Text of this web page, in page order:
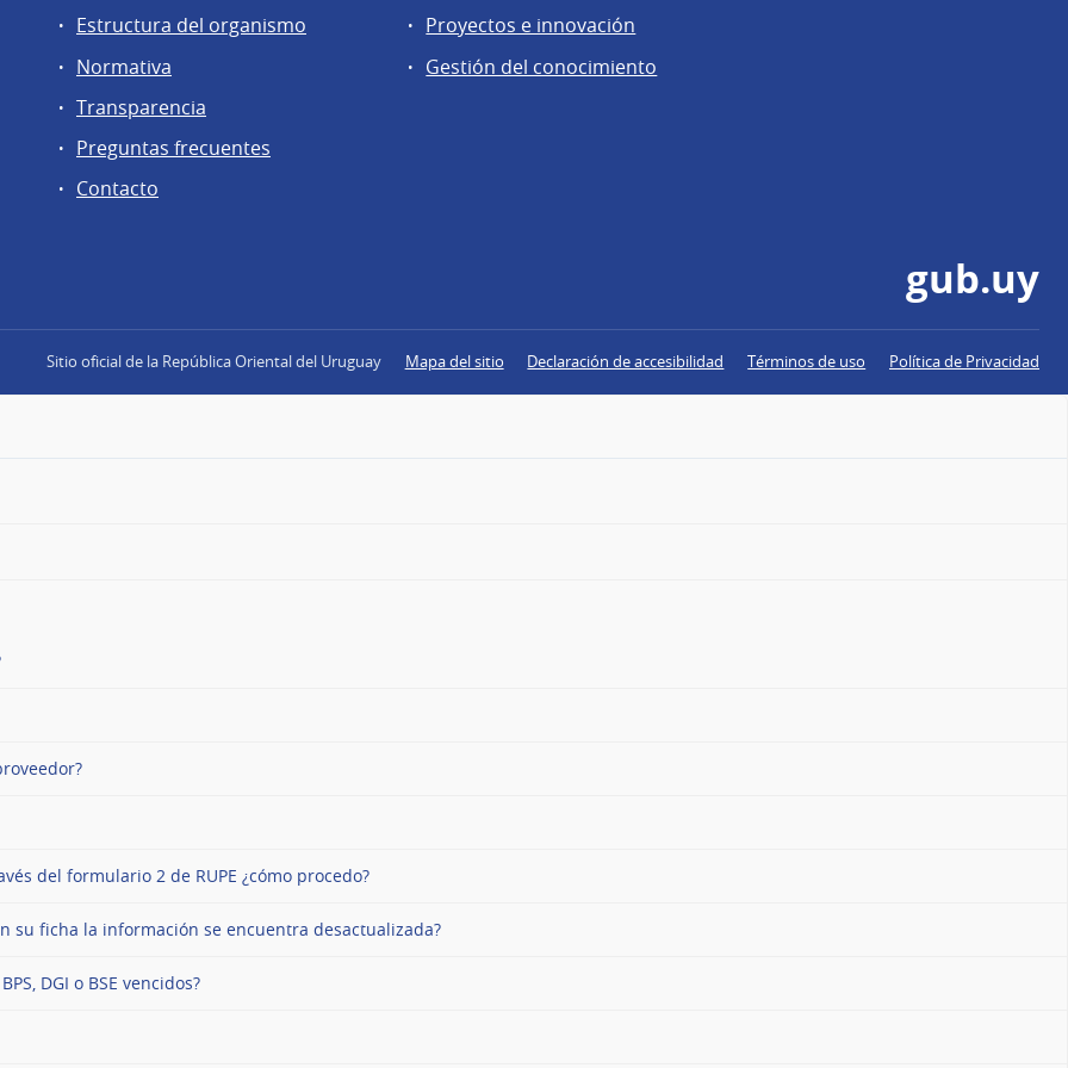
Estructura del organismo
Normativa
Transparencia
Preguntas frecuentes
Contacto
Proyectos e innovación
Gestión del conocimiento
gub.uy
Sitio oficial de la República Oriental del Uruguay Mapa del sitio Declaración de accesibilidad Términos de uso Política de Privacidad
del formulario 2 de RUPE ¿cómo procedo?
su ficha la información se encuentra desactualizada?
DGI o BSE vencidos?